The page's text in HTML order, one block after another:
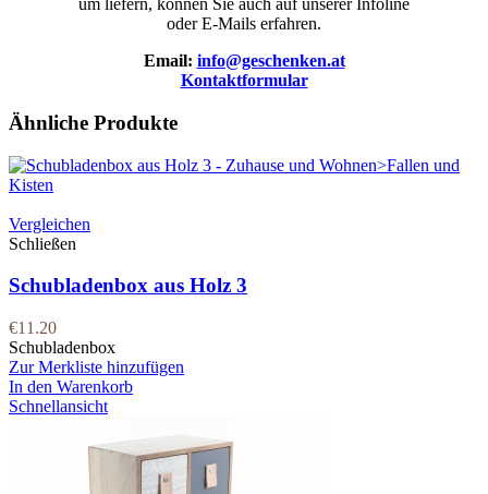
um liefern, können Sie auch auf unserer Infoline
oder E-Mails erfahren.
Email: info@geschenken.at
Kontaktformular
Ähnliche Produkte
Vergleichen
Schließen
Schubladenbox aus Holz 3
€11.20
Schubladenbox
Zur Merkliste hinzufügen
In den Warenkorb
Schnellansicht